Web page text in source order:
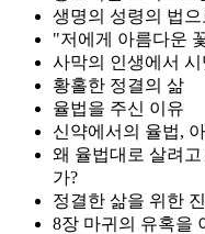
생명의 성령의 법
"저에게 아름다운
사막의 인생에서
황홀한 정결의 삶
율법을 주신 이유
신약에서의 율법,
왜 율법대로 살려
가?
정결한 삶을 위한
8장 마귀의 유혹을